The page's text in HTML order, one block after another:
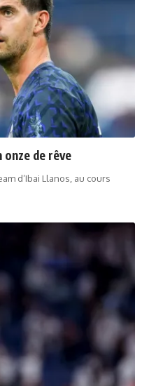
de rêve
d’Ibai Llanos, au cours